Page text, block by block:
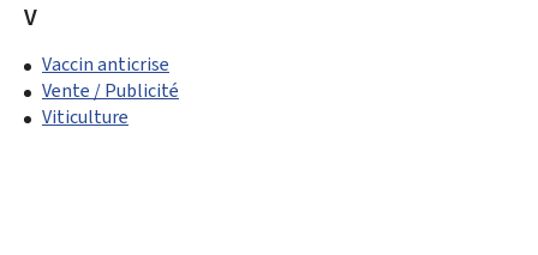
V
Vaccin anticrise
Vente / Publicité
Viticulture